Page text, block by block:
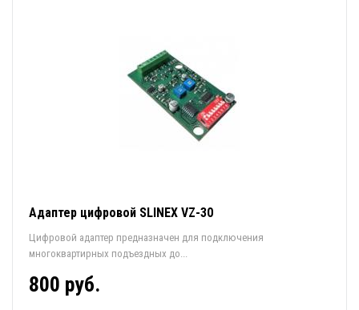
Адаптер цифровой SLINEX VZ-30
Цифровой адаптер предназначен для подключения
многоквартирных подъездных до...
800 руб.